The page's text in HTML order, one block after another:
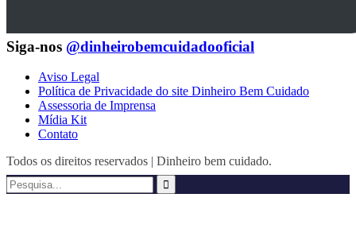
Siga-nos @dinheirobemcuidadooficial
Aviso Legal
Política de Privacidade do site Dinheiro Bem Cuidado
Assessoria de Imprensa
Mídia Kit
Contato
Todos os direitos reservados | Dinheiro bem cuidado.